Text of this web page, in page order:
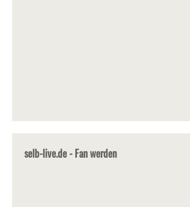
selb-live.de - Fan werden